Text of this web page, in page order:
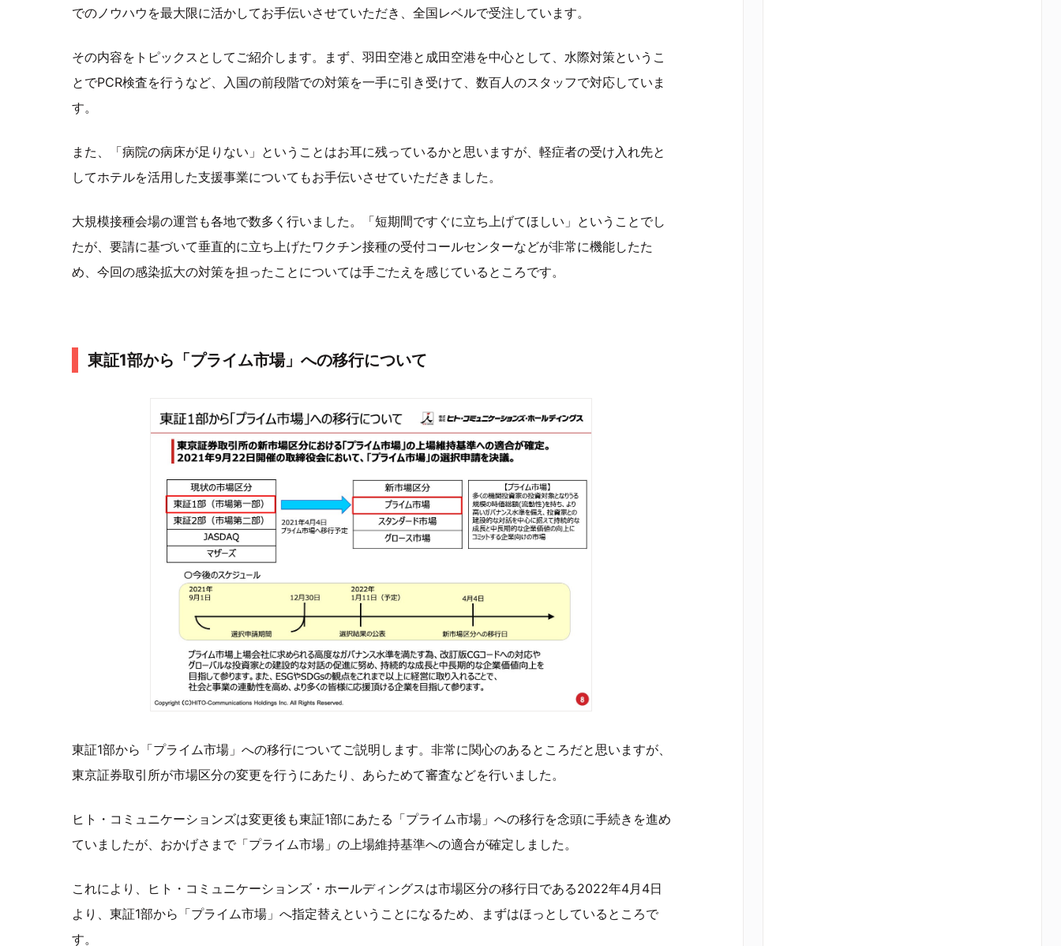
でのノウハウを最大限に活かしてお手伝いさせていただき、全国レベルで受注しています。
その内容をトピックスとしてご紹介します。まず、羽田空港と成田空港を中心として、水際対策というこ
とでPCR検査を行うなど、入国の前段階での対策を一手に引き受けて、数百人のスタッフで対応していま
す。
また、「病院の病床が足りない」ということはお耳に残っているかと思いますが、軽症者の受け入れ先と
してホテルを活用した支援事業についてもお手伝いさせていただきました。
大規模接種会場の運営も各地で数多く行いました。「短期間ですぐに立ち上げてほしい」ということでし
たが、要請に基づいて垂直的に立ち上げたワクチン接種の受付コールセンターなどが非常に機能したた
め、今回の感染拡大の対策を担ったことについては手ごたえを感じているところです。
東証1部から「プライム市場」への移行について
東証1部から「プライム市場」への移行についてご説明します。非常に関心のあるところだと思いますが、
東京証券取引所が市場区分の変更を行うにあたり、あらためて審査などを行いました。
ヒト・コミュニケーションズは変更後も東証1部にあたる「プライム市場」への移行を念頭に手続きを進め
ていましたが、おかげさまで「プライム市場」の上場維持基準への適合が確定しました。
これにより、ヒト・コミュニケーションズ・ホールディングスは市場区分の移行日である2022年4月4日
より、東証1部から「プライム市場」へ指定替えということになるため、まずはほっとしているところで
す。